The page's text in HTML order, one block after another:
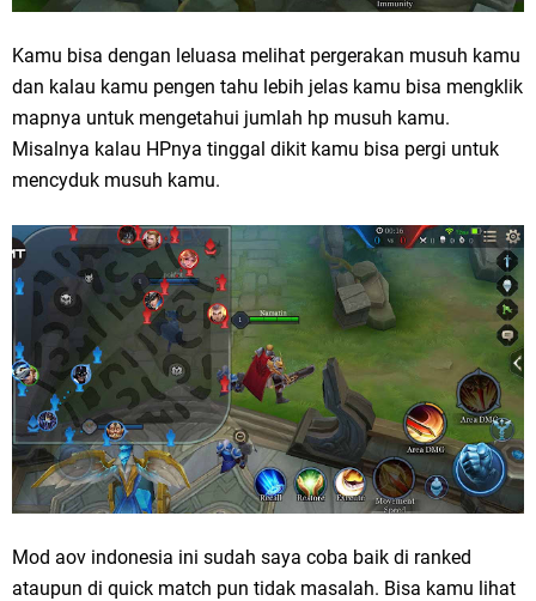
Kamu bisa dengan leluasa melihat pergerakan musuh kamu
dan kalau kamu pengen tahu lebih jelas kamu bisa mengklik
mapnya untuk mengetahui jumlah hp musuh kamu.
Misalnya kalau HPnya tinggal dikit kamu bisa pergi untuk
mencyduk musuh kamu.
Mod aov indonesia ini sudah saya coba baik di ranked
ataupun di quick match pun tidak masalah. Bisa kamu lihat